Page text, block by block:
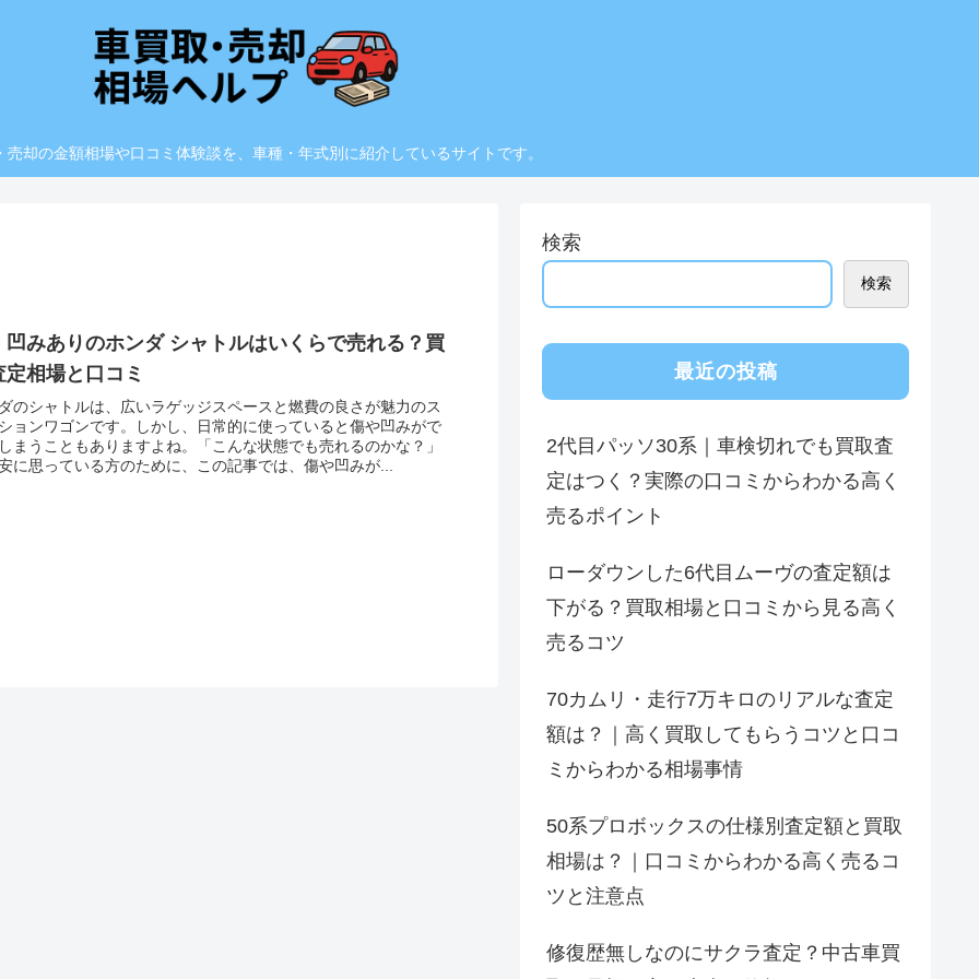
売却の金額相場や口コミ体験談を、車種・年式別に紹介しているサイトです。
凹みありのホンダ シャトルはいくらで売れる？買
定相場と口コミ
のシャトルは、広いラゲッジスペースと燃費の良さが魅力のス
ョンワゴンです。しかし、日常的に使っていると傷や凹みがで
まうこともありますよね。「こんな状態でも売れるのかな？」
に思っている方のために、この記事では、傷や凹みが...
検索
検索
最近の投稿
2代目パッソ30系｜車検切れでも買取査
定はつく？実際の口コミからわかる高く
売るポイント
ローダウンした6代目ムーヴの査定額は
下がる？買取相場と口コミから見る高く
売るコツ
70カムリ・走行7万キロのリアルな査定
額は？｜高く買取してもらうコツと口コ
ミからわかる相場事情
50系プロボックスの仕様別査定額と買取
相場は？｜口コミからわかる高く売るコ
ツと注意点
修復歴無しなのにサクラ査定？中古車買